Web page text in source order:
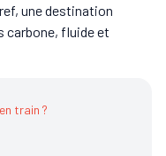
une destination
carbone, fluide et
train ?